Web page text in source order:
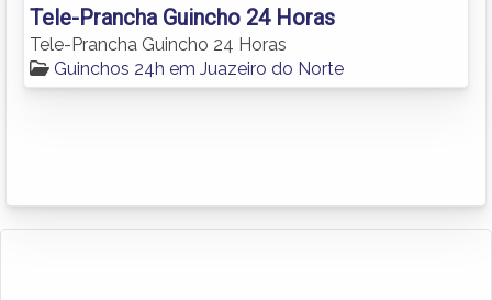
Tele-Prancha Guincho 24 Horas
Tele-Prancha Guincho 24 Horas
Guinchos 24h em Juazeiro do Norte